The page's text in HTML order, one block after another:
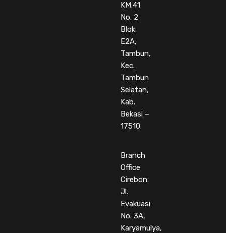
KM.41
No. 2
Blok
E2A,
Tambun,
Kec.
Tambun
Selatan,
Kab.
Bekasi –
17510
Branch
Office
Cirebon:
Jl.
Evakuasi
No. 3A,
Karyamulya,